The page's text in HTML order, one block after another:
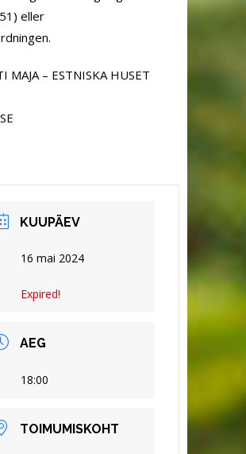
eller
MAJA – ESTNISKA HUSET
KUUPÄEV
16 mai 2024
Expired!
AEG
18:00
TOIMUMISKOHT